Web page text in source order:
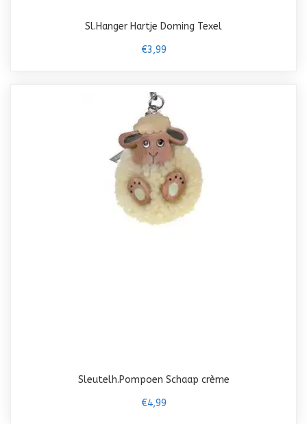
Sl.Hanger Hartje Doming Texel
€3,99
Sleutelh.Pompoen Schaap crème
€4,99